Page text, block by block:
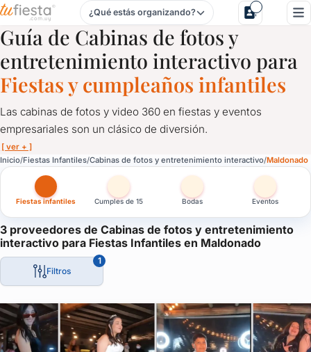
Cabinas de fotos y entretenimiento interactivo para Fiestas
¿Qué estás organizando?
Guía de Cabinas de fotos y
entretenimiento interactivo para
Fiestas y cumpleaños infantiles
Las cabinas de fotos y video 360 en fiestas y eventos
empresariales son un clásico de diversión.
[ ver + ]
Inicio Fiestas Infantiles Cabinas de fotos y entretenimiento interactivo Maldonado
Fiestas infantiles Cumples de 15 Bodas Eventos
3 proveedores de Cabinas de fotos y entretenimiento
interactivo para Fiestas Infantiles en Maldonado
Filtros
1
Cabinas de fotos y entretenimiento interactivo para Fiestas
Las cabinas de fotos y video 360 en fiestas y eventos
En las cabinas de fotos, grandes y chicos se divierten
En las plataformas de video 360, 2 o 3 personas bailan
A los invitados les quedan fotos y videos como recuerdo del
También los pueden compartir en sus redes sociales.